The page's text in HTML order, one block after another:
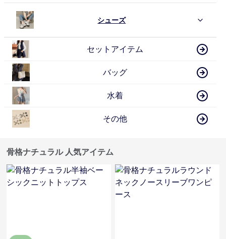
シューズ
セットアイテム
バッグ
水着
その他
骨格ナチュラル 人気アイテム